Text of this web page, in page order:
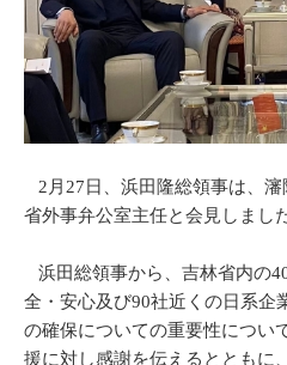
2月27日、浜田隆総領事は、
省外事弁公室主任と会見しまし
浜田総領事から、吉林省内の
全・安心及び90社近くの日系企
の確保についての重要性につい
援に対し感謝を伝えるとともに